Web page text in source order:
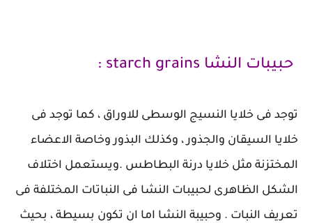
حبيبات النشا starch grains :
توجد فى خلايا النسيج الوسطى للاوراق ، كما توجد فى
خلايا السيقان والجذور ، وكذلك البذور وخاصة الاعضاء
المختزنة مثل خلايا درنة البطاطس .ويستعمل اختلاف
الشكل الظاهرى لحبيبات النشا فى النباتات المختلفة فى
تعريف النبات . وحبيبة النشا اما ان تكون بسيطة ، بحيث